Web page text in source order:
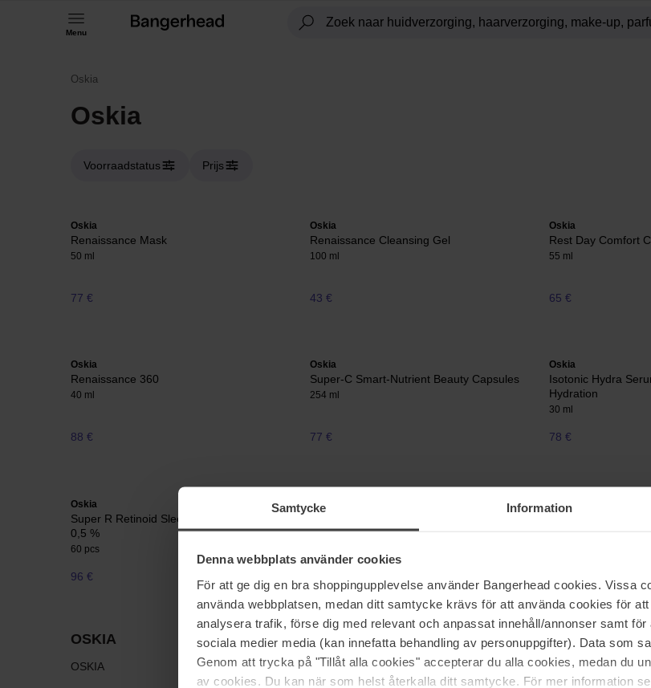
Samtycke Information
Denna webbplats använder cookies
För att ge dig en bra shoppingupplevelse använder Bangerhead cookies. Vissa
använda webbplatsen, medan ditt samtycke krävs för att använda cookies för
analysera trafik, förse dig med relevant och anpassat innehåll/annonser samt
sociala medier media (kan innefatta behandling av personuppgifter). Data som
Genom att trycka på "Tillåt alla cookies" accepterar du alla cookies, medan du
av cookies. Du kan när som helst återkalla ditt samtycke. För mer information
Menu
Oskia
Oskia
Voorraadstatus Prijs
Oskia
Renaissance Mask
50 ml
77 €
Oskia
Renaissance Cleansing Gel
100 ml
43 €
Oskia
Rest Day Comfort
55 ml
65 €
Oskia
Renaissance 360
40 ml
88 €
Oskia
Super-C Smart-Nutrient Beauty Capsules
254 ml
77 €
Oskia
Isotonic Hydra
Hydration
30 ml
78 €
Oskia
Super R Retinoid Sleep Serum Capsules
0,5 %
60 pcs
96 €
Oskia
Tonic
Oskia
OSKIA
OSKIA